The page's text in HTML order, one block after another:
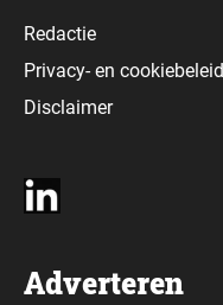
Redactie
Privacy-en cookiebeleid
Disclaimer
Adverteren